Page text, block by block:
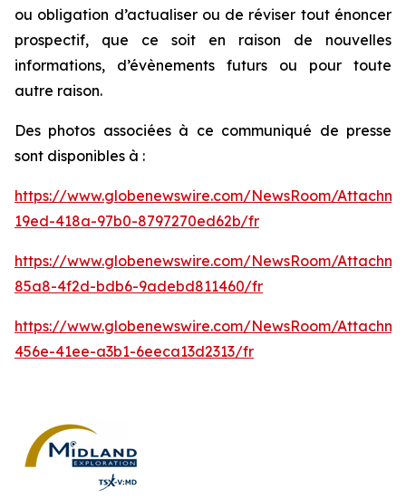
ou obligation d’actualiser ou de réviser tout énoncer
prospectif, que ce soit en raison de nouvelles
informations, d’évènements futurs ou pour toute
autre raison.
Des photos associées à ce communiqué de presse
sont disponibles à :
https://www.globenewswire.com/NewsRoom/
19ed-418a-97b0-8797270ed62b/fr
https://www.globenewswire.com/NewsRoom/
85a8-4f2d-bdb6-9adebd811460/fr
https://www.globenewswire.com/NewsRoom/
456e-41ee-a3b1-6eeca13d2313/fr